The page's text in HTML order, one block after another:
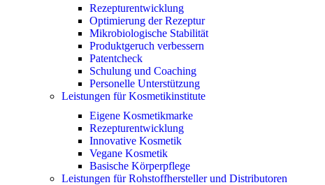
Rezepturentwicklung
Optimierung der Rezeptur
Mikrobiologische Stabilität
Produktgeruch verbessern
Patentcheck
Schulung und Coaching
Personelle Unterstützung
Leistungen für Kosmetikinstitute
Eigene Kosmetikmarke
Rezepturentwicklung
Innovative Kosmetik
Vegane Kosmetik
Basische Körperpflege
Leistungen für Rohstoffhersteller und Distributoren